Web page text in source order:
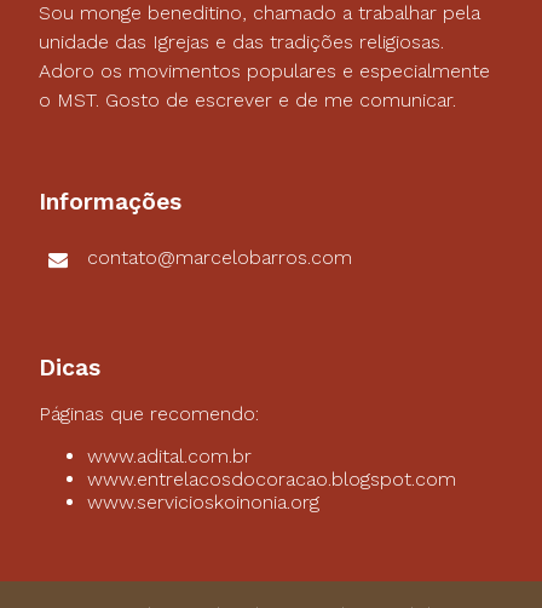
Sou monge beneditino, chamado a trabalhar pela
unidade das Igrejas e das tradições religiosas.
Adoro os movimentos populares e especialmente
o MST. Gosto de escrever e de me comunicar.
Informações
contato@marcelobarros.com
Dicas
Páginas que recomendo:
www.adital.com.br
www.entrelacosdocoracao.blogspot.com
www.servicioskoinonia.org